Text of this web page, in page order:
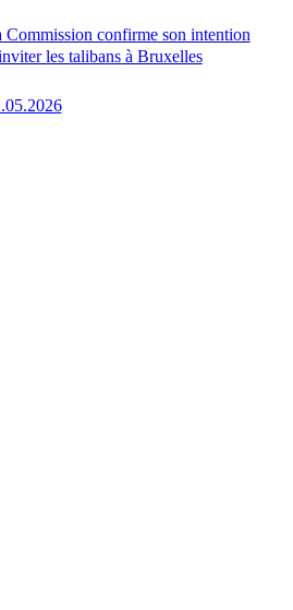
Commission confirme son intention
les talibans à Bruxelles